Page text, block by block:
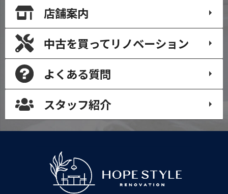
店舗案内
中古を買ってリノベーション
よくある質問
スタッフ紹介